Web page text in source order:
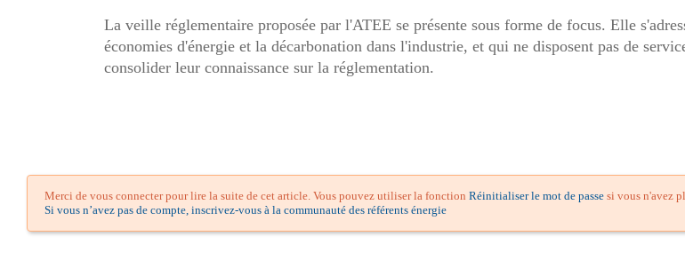
La veille réglementaire proposée par l'ATEE se présente sous forme de focus. Elle
économies d'énergie et la décarbonation dans l'industrie, et qui ne disposent pas de
consolider leur connaissance sur la réglementation.
Merci de vous connecter pour lire la suite de cet article. Vous pouvez utiliser la fonction Réinitialiser le mot de passe si vous n'avez
Si vous n’avez pas de compte, inscrivez-vous à la communauté des référents énergie